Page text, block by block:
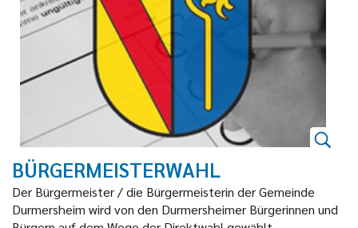
BÜRGERMEISTERWAHL
Der Bürgermeister / die Bürgermeisterin der Gemeinde
Durmersheim wird von den Durmersheimer Bürgerinnen und